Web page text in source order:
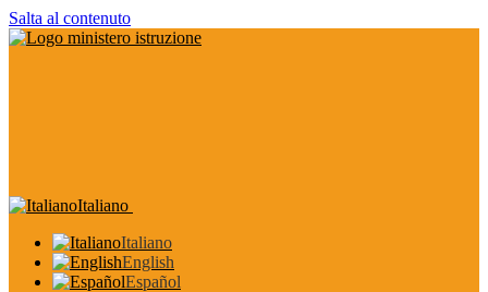
Salta al contenuto
Italiano
Italiano
English
Español